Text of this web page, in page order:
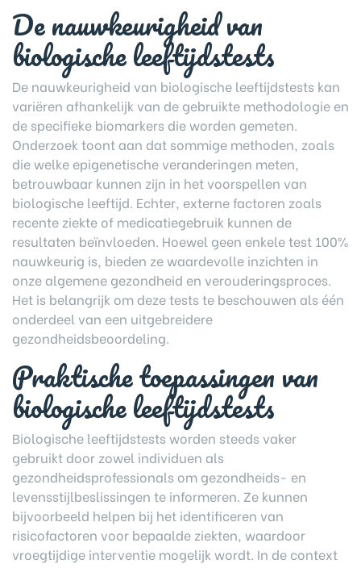
De nauwkeurigheid van
biologische leeftijdstests
De nauwkeurigheid van biologische leeftijdstests kan
variëren afhankelijk van de gebruikte methodologie en
de specifieke biomarkers die worden gemeten.
Onderzoek toont aan dat sommige methoden, zoals
die welke epigenetische veranderingen meten,
betrouwbaar kunnen zijn in het voorspellen van
biologische leeftijd. Echter, externe factoren zoals
recente ziekte of medicatiegebruik kunnen de
resultaten beïnvloeden. Hoewel geen enkele test 100%
nauwkeurig is, bieden ze waardevolle inzichten in
onze algemene gezondheid en verouderingsproces.
Het is belangrijk om deze tests te beschouwen als één
onderdeel van een uitgebreidere
gezondheidsbeoordeling.
Praktische toepassingen van
biologische leeftijdstests
Biologische leeftijdstests worden steeds vaker
gebruikt door zowel individuen als
gezondheidsprofessionals om gezondheids- en
levensstijlbeslissingen te informeren. Ze kunnen
bijvoorbeeld helpen bij het identificeren van
risicofactoren voor bepaalde ziekten, waardoor
vroegtijdige interventie mogelijk wordt. In de context